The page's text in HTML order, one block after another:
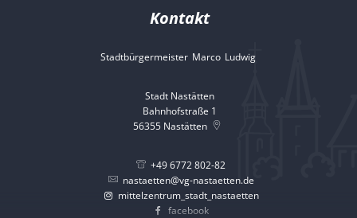
Kontakt
Stadtbürgermeister Marco Ludwig
Stadt Nastätten
Bahnhofstraße 1
56355 Nastätten
+49 6772 802-82
nastaetten@vg-nastaetten.de
mittelzentrum_stadt_nastaetten
facebook